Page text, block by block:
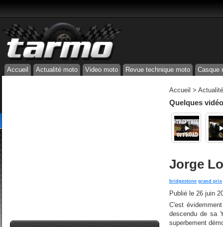
Accueil Actualité moto Video moto Revue technique moto Casque
Accueil >
Quelques
Jorge
bridgestone grand prix
Publié le 26 juin
C'est
descendu de sa
superbement